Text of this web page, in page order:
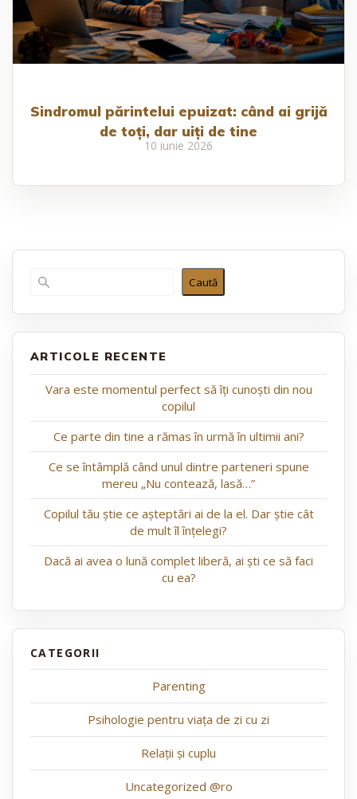
Sindromul părintelui epuizat: când ai grijă
de toți, dar uiți de tine
10 iunie 2026
Caută
ARTICOLE RECENTE
Vara este momentul perfect să îți cunoști din nou
copilul
Ce parte din tine a rămas în urmă în ultimii ani?
Ce se întâmplă când unul dintre parteneri spune
mereu „Nu contează, lasă…”
Copilul tău știe ce așteptări ai de la el. Dar știe cât
de mult îl înțelegi?
Dacă ai avea o lună complet liberă, ai ști ce să faci
cu ea?
Parenting
Psihologie pentru viața de zi cu zi
Relații și cuplu
Uncategorized @ro